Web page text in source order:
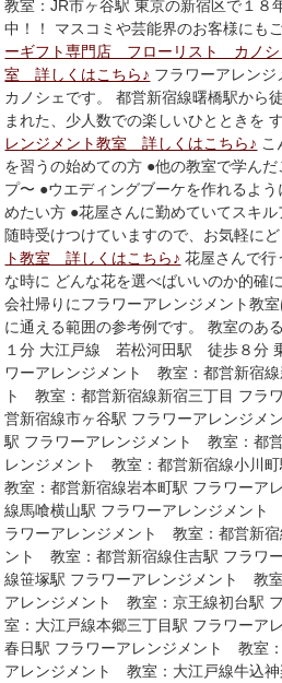
教室：JR市ヶ谷駅 東京の新宿区で１８
中！！ マスコミや芸能界のお客様にも
ーギフト専門店 フローリスト カノシ
室 詳しくはこちら♪ フラワーアレン
カノシェです。 都営新宿線曙橋駅から
まれた、少人数での楽しいひとときを
レンジメント教室 詳しくはこちら♪ こ
を習うの始めての方 ●他の教室で学ん
プ〜 ●ウエディングブーケを作れるよ
めたい方 ●花屋さんに勤めていてスキ
随時受けつけていますので、お気軽にど
ト教室 詳しくはこちら♪ 花屋さんで行
な時に どんな花を選べばいいのか的確
会社帰りにフラワーアレンジメント教
に通える範囲の参考例です。 教室の
１分 大江戸線 若松河田駅 徒歩８分
ワーアレンジメント 教室：都営新宿
ト 教室：都営新宿線新宿三丁目 フラ
営新宿線市ヶ谷駅 フラワーアレンジ
駅 フラワーアレンジメント 教室：都
レンジメント 教室：都営新宿線小川
教室：都営新宿線岩本町駅 フラワー
線馬喰横山駅 フラワーアレンジメン
ラワーアレンジメント 教室：都営新宿
ント 教室：都営新宿線住吉駅 フラワ
線笹塚駅 フラワーアレンジメント 教
アレンジメント 教室：京王線初台駅
室：大江戸線本郷三丁目駅 フラワー
春日駅 フラワーアレンジメント 教室
アレンジメント 教室：大江戸線牛込